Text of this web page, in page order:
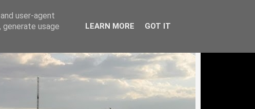
user-agent
usage
LEARN MORE GOT IT